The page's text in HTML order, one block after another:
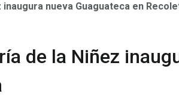
nueva Guaguateca en
de la Niñez